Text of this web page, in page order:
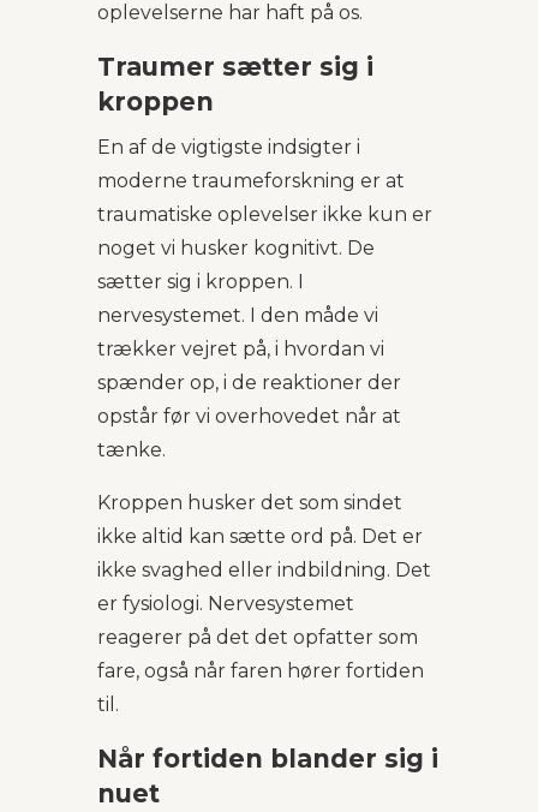
oplevelserne har haft på os.
Traumer sætter sig i
kroppen
En af de vigtigste indsigter i
moderne traumeforskning er at
traumatiske oplevelser ikke kun er
noget vi husker kognitivt. De
sætter sig i kroppen. I
nervesystemet. I den måde vi
trækker vejret på, i hvordan vi
spænder op, i de reaktioner der
opstår før vi overhovedet når at
tænke.
Kroppen husker det som sindet
ikke altid kan sætte ord på. Det er
ikke svaghed eller indbildning. Det
er fysiologi. Nervesystemet
reagerer på det det opfatter som
fare, også når faren hører fortiden
til.
Når fortiden blander sig i
nuet